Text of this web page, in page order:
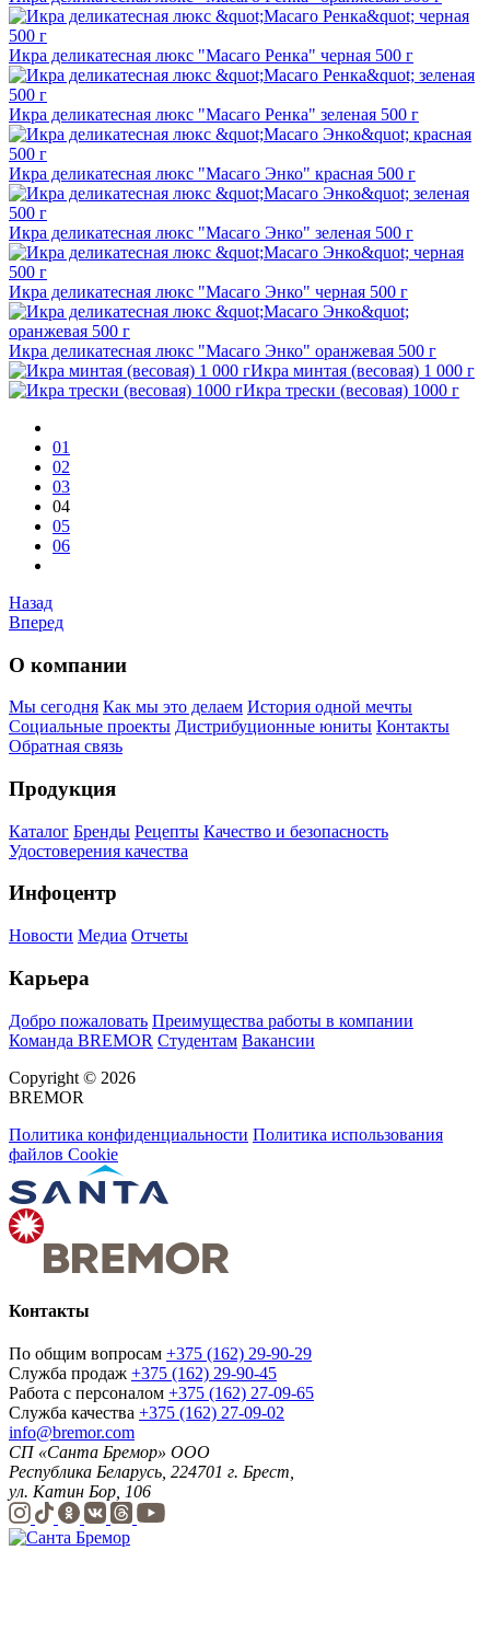
Икра деликатесная люкс "Масаго Ренка" черная 500 г
Икра деликатесная люкс "Масаго Ренка" зеленая 500 г
Икра деликатесная люкс "Масаго Энко" красная 500 г
Икра деликатесная люкс "Масаго Энко" зеленая 500 г
Икра деликатесная люкс "Масаго Энко" черная 500 г
Икра деликатесная люкс "Масаго Энко" оранжевая 500 г
Икра минтая (весовая) 1 000 г
Икра трески (весовая) 1000 г
01
02
03
04
05
06
Назад
Вперед
О компании
Мы сегодня Как мы это делаем История одной мечты
Социальные проекты Дистрибуционные юниты Контакты
Обратная связь
Продукция
Каталог Бренды Рецепты Качество и безопасность
Удостоверения качества
Инфоцентр
Новости Медиа Отчеты
Карьера
Добро пожаловать Преимущества работы в компании
Команда BREMOR Студентам Вакансии
Copyright © 2026
BREMOR
Политика конфиденциальности Политика использования
файлов Cookie
Контакты
По общим вопросам +375 (162) 29-90-29
Служба продаж +375 (162) 29-90-45
Работа с персоналом +375 (162) 27-09-65
Служба качества +375 (162) 27-09-02
info@bremor.com
СП «Санта Бремор» ООО
Республика Беларусь, 224701 г. Брест,
ул. Катин Бор, 106